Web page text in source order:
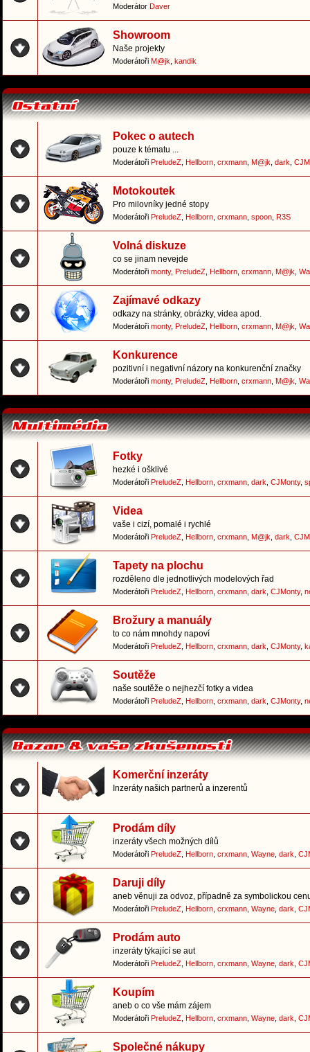
Moderátor Daver
Showroom
Naše projekty
Moderátoři M@jk kandik
Pokec o autech
pouze k tématu ...
Moderátoři PreludeZ Hellborn crxmann M@jk dark
Motokoutek
Pro milovníky jedné stopy
Moderátoři PreludeZ Hellborn crxmann spoon R3S
Volná diskuze
co se jinam nevejde
Moderátoři monty, PreludeZ Hellborn crxmann M@jk
Zajímavé odkazy
odkazy na stránky, obrázky, videa apod.
Moderátoři monty, PreludeZ Hellborn crxmann M@jk
Konkurence
pozitivní i negativní názory na konkurenční značky
Moderátoři monty, PreludeZ Hellborn crxmann M@jk
Fotky
hezké i ošklivé
Moderátoři PreludeZ Hellborn crxmann dark CJMonty,
Videa
vaše i cizí, pomalé i rychlé
Moderátoři PreludeZ Hellborn crxmann M@jk dark
Tapety na plochu
rozděleno dle jednotlivých modelových řad
Moderátoři PreludeZ Hellborn crxmann dark CJMonty,
Brožury a manuály
to co nám mnohdy napoví
Moderátoři PreludeZ Hellborn crxmann dark CJMonty,
Soutěže
naše soutěže o nejhezčí fotky a videa
Moderátoři PreludeZ Hellborn crxmann dark CJMonty,
Komerční inzeráty
Inzeráty našich partnerů a inzerentů
Prodám díly
inzeráty všech možných dílů
Moderátoři PreludeZ Hellborn crxmann Wayne dark
Daruji díly
aneb věnuji za odvoz, případně za symbolickou
Moderátoři PreludeZ Hellborn crxmann Wayne dark
Prodám auto
inzeráty týkající se aut
Moderátoři PreludeZ Hellborn crxmann Wayne dark
Koupím
aneb o co vše mám zájem
Moderátoři PreludeZ Hellborn crxmann Wayne dark
Společné nákupy